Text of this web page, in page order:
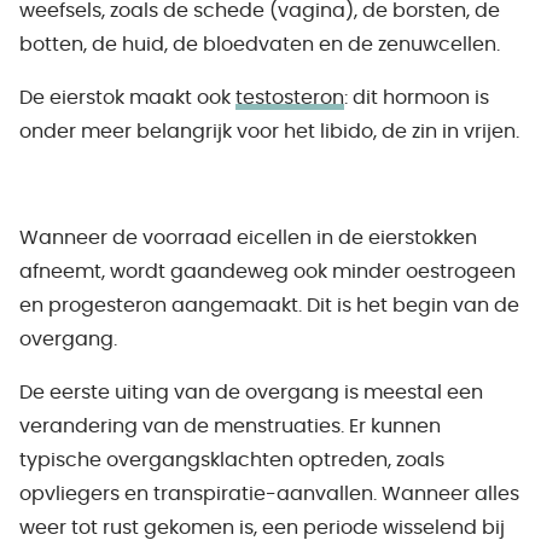
weefsels, zoals de schede (vagina), de borsten, de
botten, de huid, de bloedvaten en de zenuwcellen.
De eierstok maakt ook testosteron: dit hormoon is
onder meer belangrijk voor het libido, de zin in vrijen.
Wanneer de voorraad eicellen in de eierstokken
afneemt, wordt gaandeweg ook minder oestrogeen
en progesteron aangemaakt. Dit is het begin van de
overgang.
De eerste uiting van de overgang is meestal een
verandering van de menstruaties. Er kunnen
typische overgangsklachten optreden, zoals
opvliegers en transpiratie-aanvallen. Wanneer alles
weer tot rust gekomen is, een periode wisselend bij